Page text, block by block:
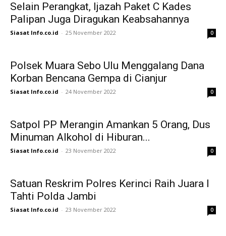
Selain Perangkat, Ijazah Paket C Kades
Palipan Juga Diragukan Keabsahannya
Siasat Info.co.id - 25 November 2022 0
Polsek Muara Sebo Ulu Menggalang Dana
Korban Bencana Gempa di Cianjur
Siasat Info.co.id - 24 November 2022 0
Satpol PP Merangin Amankan 5 Orang, Dus
Minuman Alkohol di Hiburan...
Siasat Info.co.id - 23 November 2022 0
Satuan Reskrim Polres Kerinci Raih Juara I
Tahti Polda Jambi
Siasat Info.co.id - 23 November 2022 0